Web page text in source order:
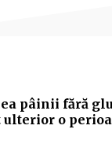
pâinii fără
o